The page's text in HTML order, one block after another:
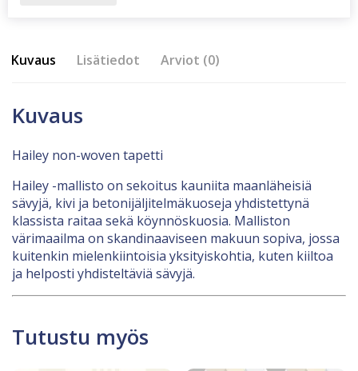
Kuvaus Lisätiedot Arviot (0)
Kuvaus
Hailey non-woven tapetti
Hailey -mallisto on sekoitus kauniita maanläheisiä
sävyjä, kivi ja betonijäljitelmäkuoseja yhdistettynä
klassista raitaa sekä köynnöskuosia. Malliston
värimaailma on skandinaaviseen makuun sopiva, jossa
kuitenkin mielenkiintoisia yksityiskohtia, kuten kiiltoa
ja helposti yhdisteltäviä sävyjä.
Tutustu myös